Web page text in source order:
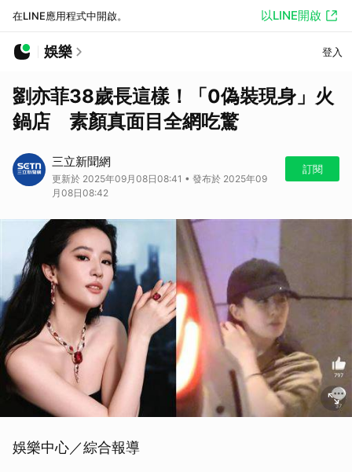
在LINE應用程式中開啟。 以LINE開啟
娛樂 登入
劉亦菲38歲長這樣！「0偽裝現身」火
鍋店 素顏真面目全網吃驚
三立新聞網
更新於 2025年09月08日08:41 • 發布於 2025年09
月08日08:42
訂閱
娛樂中心／綜合報導